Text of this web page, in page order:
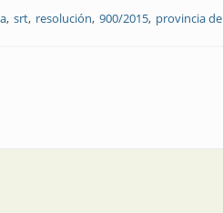
srt resolución 900/2015 provincia